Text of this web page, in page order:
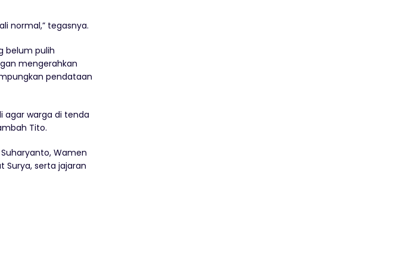
normal,” tegasnya.
belum pulih
mengerahkan
pendataan
agar warga di tenda
Tito.
Suharyanto, Wamen
Surya, serta jajaran